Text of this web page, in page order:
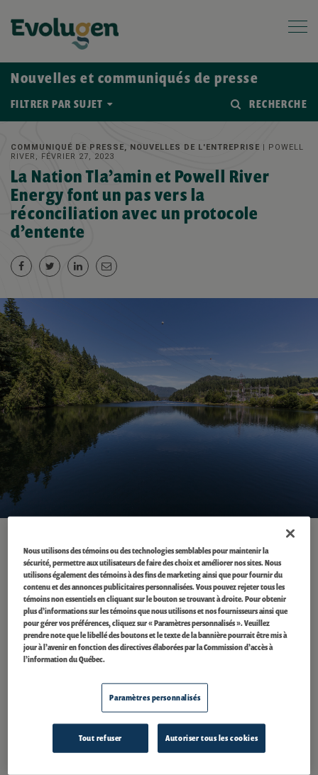
Nouvelles et communiqués de presse
FILTRER PAR SUJET RECHERCHE
COMMUNIQUÉ DE PRESSE, NOUVELLES DE L'ENTREPRISE | POWELL
RIVER, FÉVRIER 27, 2023
La Nation Tla’amin et Powell River
Energy font un pas vers la
réconciliation avec un protocole
d’entente
LE 27 FÉVRIER 2023 – T̓IŠOSƏM, DISTRICT RÉGIONAL QATHET
La Nation ɬaʔamɩn (Tla’amin) et Powell River Energy Inc. (PREI, une entité
les activités novatrices et mutuellement bénéfiques en territoire Tla’amin.
Nous utilisons des témoins ou des technologies semblables pour maintenir la
sécurité, permettre aux utilisateurs de faire des choix et améliorer nos sites. Nous
utilisons également des témoins à des fins de marketing ainsi que pour fournir du
contenu et des annonces publicitaires personnalisées. Vous pouvez rejeter tous les
témoins non essentiels en cliquant sur le bouton se trouvant à droite. Pour obtenir
plus d’informations sur les témoins que nous utilisons et nos fournisseurs ainsi que
pour gérer vos préférences, cliquez sur « Paramètres personnalisés ». Veuillez
prendre note que le libellé des boutons et le texte de la bannière pourrait être mis à
jour à l’avenir en fonction des directives élaborées par la Commission d’accès à
l’information du Québec.
Paramètres personnalisés
Tout refuser Autoriser tous les cookies